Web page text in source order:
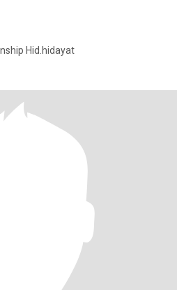
Looking for long term relationship Hid.hidayat